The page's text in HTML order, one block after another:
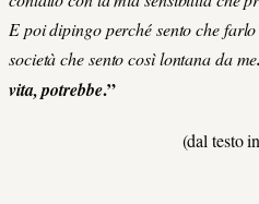
E poi dipingo perché sento che
società che sento così lontana da me
vita, potrebbe.”
(dal testo